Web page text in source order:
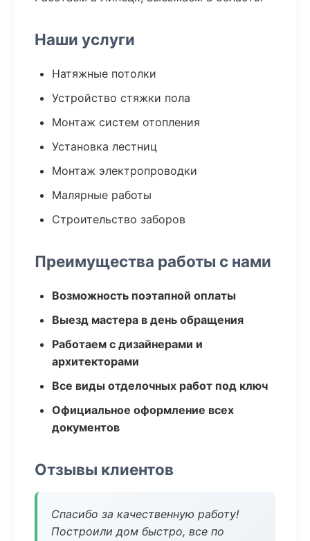
Наши услуги
Натяжные потолки
Устройство стяжки пола
Монтаж систем отопления
Установка лестниц
Монтаж электропроводки
Малярные работы
Строительство заборов
Преимущества работы с нами
Возможность поэтапной оплаты
Выезд мастера в день обращения
Работаем с дизайнерами и
архитекторами
Все виды отделочных работ под ключ
Официальное оформление всех
документов
Отзывы клиентов
Спасибо за качественную работу!
Построили дом быстро, все по